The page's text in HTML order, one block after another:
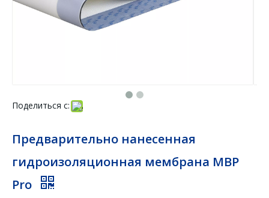
Поделиться с:
Предварительно нанесенная
гидроизоляционная мембрана MBP
Pro